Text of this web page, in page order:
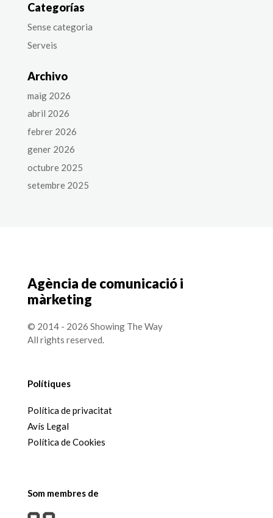
Categorías
Sense categoria
Serveis
Archivo
maig 2026
abril 2026
febrer 2026
gener 2026
octubre 2025
setembre 2025
Agència de comunicació i
màrketing
© 2014 - 2026 Showing The Way
All rights reserved.
Polítiques
Política de privacitat
Avís Legal
Política de Cookies
Som membres de